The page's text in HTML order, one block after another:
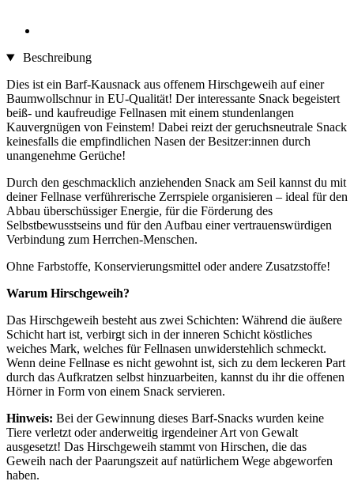
Beschreibung
Dies ist ein Barf-Kausnack aus offenem Hirschgeweih auf einer
Baumwollschnur in EU-Qualität! Der interessante Snack begeistert
beiß- und kaufreudige Fellnasen mit einem stundenlangen
Kauvergnügen von Feinstem! Dabei reizt der geruchsneutrale Snack
keinesfalls die empfindlichen Nasen der Besitzer:innen durch
unangenehme Gerüche!
Durch den geschmacklich anziehenden Snack am Seil kannst du mit
deiner Fellnase verführerische Zerrspiele organisieren – ideal für den
Abbau überschüssiger Energie, für die Förderung des
Selbstbewusstseins und für den Aufbau einer vertrauenswürdigen
Verbindung zum Herrchen-Menschen.
Ohne Farbstoffe, Konservierungsmittel oder andere Zusatzstoffe!
Warum Hirschgeweih?
Das Hirschgeweih besteht aus zwei Schichten: Während die äußere
Schicht hart ist, verbirgt sich in der inneren Schicht köstliches
weiches Mark, welches für Fellnasen unwiderstehlich schmeckt.
Wenn deine Fellnase es nicht gewohnt ist, sich zu dem leckeren Part
durch das Aufkratzen selbst hinzuarbeiten, kannst du ihr die offenen
Hörner in Form von einem Snack servieren.
Hinweis: Bei der Gewinnung dieses Barf-Snacks wurden keine
Tiere verletzt oder anderweitig irgendeiner Art von Gewalt
ausgesetzt! Das Hirschgeweih stammt von Hirschen, die das
Geweih nach der Paarungszeit auf natürlichem Wege abgeworfen
haben.